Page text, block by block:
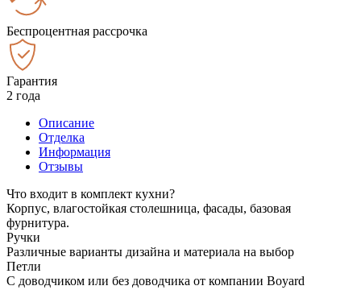
Беспроцентная рассрочка
Гарантия
2 года
Описание
Отделка
Информация
Отзывы
Что входит в комплект кухни?
Корпус, влагостойкая столешница, фасады, базовая
фурнитура.
Ручки
Различные варианты дизайна и материала на выбор
Петли
С доводчиком или без доводчика от компании Boyard